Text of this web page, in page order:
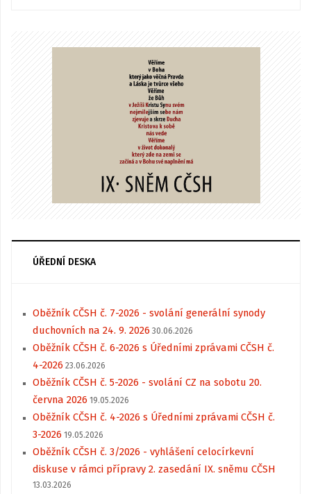
ÚŘEDNÍ DESKA
Oběžník CČSH č. 7-2026 - svolání generální synody
duchovních na 24. 9. 2026 30.06.2026
Oběžník CČSH č. 6-2026 s Úředními zprávami CČSH č.
4-2026 23.06.2026
Oběžník CČSH č. 5-2026 - svolání CZ na sobotu 20.
června 2026 19.05.2026
Oběžník CČSH č. 4-2026 s Úředními zprávami CČSH č.
3-2026 19.05.2026
Oběžník CČSH č. 3/2026 - vyhlášení celocírkevní
diskuse v rámci přípravy 2. zasedání IX. sněmu CČSH
13.03.2026